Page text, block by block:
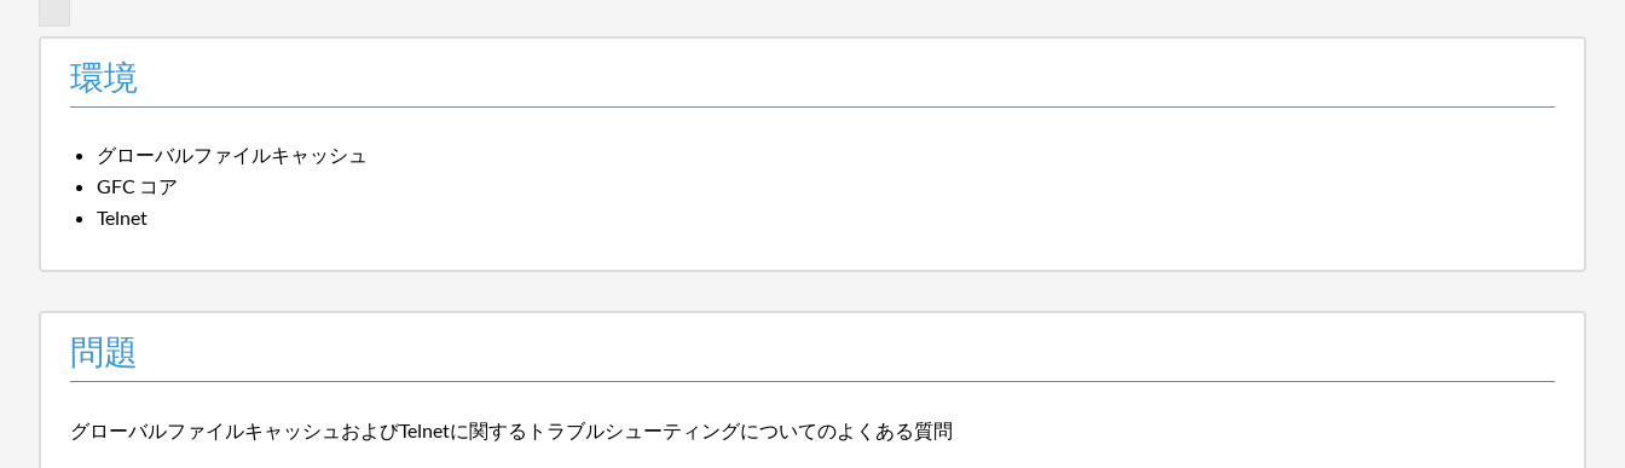
環境
グローバルファイルキャッシュ
GFC コア
Telnet
問題
グローバルファイルキャッシュおよびTelnetに関するトラブルシューティングについてのよくある質問